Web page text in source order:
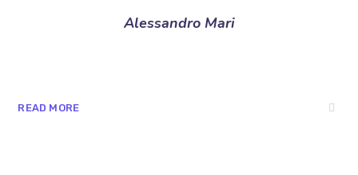
Alessandro Mari
READ MORE